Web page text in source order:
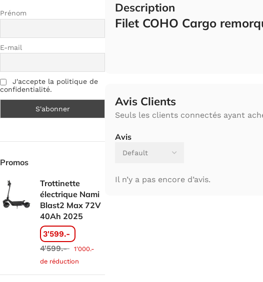
Prénom
E-mail
J'accepte la politique de
confidentialité.
Promos
Trottinette
électrique Nami
Blast2 Max 72V
40Ah 2025
3'599.-
4'599.- 1'000.-
de réduction
Description
Filet COHO Cargo
Avis Clients
Avis
Il n’y a pas encore d’avis.
Seuls les clients connectés ayant